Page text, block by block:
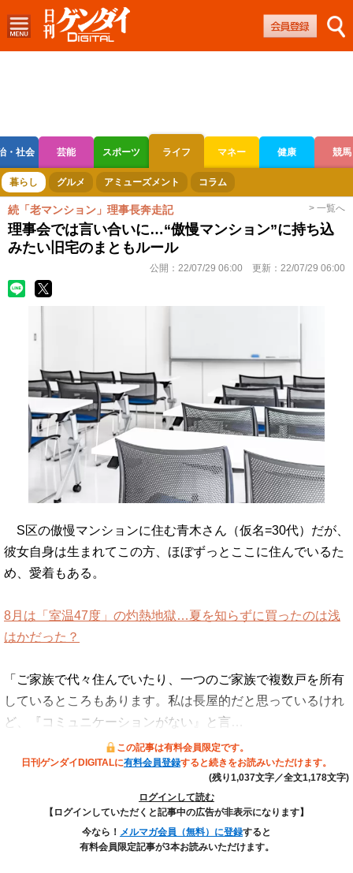
・社会 芸能 スポーツ ライフ マネー 健康 競馬
ボートレース 競輪 オートレース
暮らし グルメ アミューズメント コラム
続「老マンション」理事長奔走記 > 一覧へ
理事会では言い合いに…“傲慢マンション”に持ち込
みたい旧宅のまともルール
公開： 22/07/29 06:00 更新： 22/07/29 06:00
S区の傲慢マンションに住む青木さん（仮名=30代）だが、
彼女自身は生まれてこの方、ほぼずっとここに住んでいるた
め、愛着もある。
8月は「室温47度」の灼熱地獄…夏を知らずに買ったのは浅
はかだった？
「ご家族で代々住んでいたり、一つのご家族で複数戸を所有
しているところもあります。私は長屋的だと思っているけれ
ど、『コミュニケーションがない』と言…
この記事は有料会員限定です。
日刊ゲンダイDIGITALに有料会員登録すると続きをお読みいただけます。
(残り1,037文字／全文1,178文字)
ログインして読む
【ログインしていただくと記事中の広告が非表示になります】
今なら！ メルマガ会員（無料）に登録すると
有料会員限定記事が3本お読みいただけます。